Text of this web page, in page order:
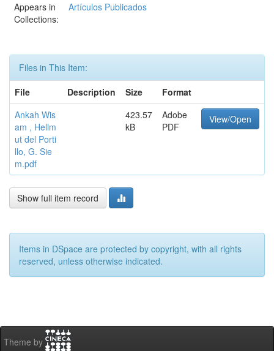
Appears in
Collections:
Artículos Publicados
Files in This Item:
File
Description Size
Format
Ankah Wis
am , Hellm
ut del Porti
llo, G. Sie
m.pdf
423.57
kB
Adobe
PDF
View/Open
Show full item record
Items in DSpace are protected by copyright, with all rights
reserved, unless otherwise indicated.
Theme by